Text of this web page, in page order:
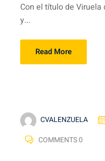
Con el título de
y...
Read More
CVALENZUELA
COMMENTS 0